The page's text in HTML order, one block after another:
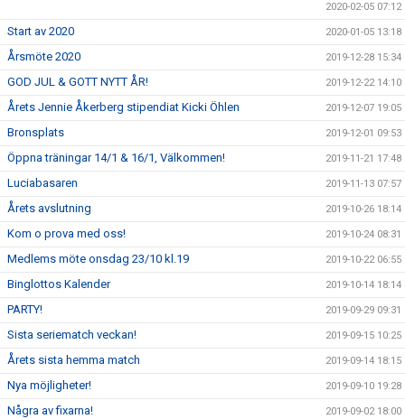
2020-02-05 07:12
Start av 2020 2020-01-05 13:18
Årsmöte 2020 2019-12-28 15:34
GOD JUL & GOTT NYTT ÅR! 2019-12-22 14:10
Årets Jennie Åkerberg stipendiat Kicki Öhlen 2019-12-07 19:05
Bronsplats 2019-12-01 09:53
Öppna träningar 14/1 & 16/1, Välkommen! 2019-11-21 17:48
Luciabasaren 2019-11-13 07:57
Årets avslutning 2019-10-26 18:14
Kom o prova med oss! 2019-10-24 08:31
Medlems möte onsdag 23/10 kl.19 2019-10-22 06:55
Binglottos Kalender 2019-10-14 18:14
PARTY! 2019-09-29 09:31
Sista seriematch veckan! 2019-09-15 10:25
Årets sista hemma match 2019-09-14 18:15
Nya möjligheter! 2019-09-10 19:28
Några av fixarna! 2019-09-02 18:00